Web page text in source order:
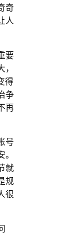
奇
人
要
得
争
再
号
就
规
很